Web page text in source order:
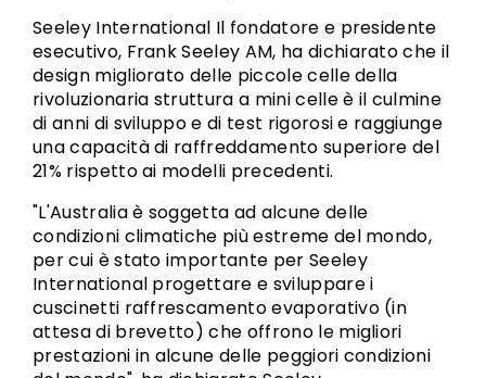
Seeley International Il fondatore e presidente
esecutivo, Frank Seeley AM, ha dichiarato che il
design migliorato delle piccole celle della
rivoluzionaria struttura a mini celle è il culmine
di anni di sviluppo e di test rigorosi e raggiunge
una capacità di raffreddamento superiore del
21% rispetto ai modelli precedenti.
"L'Australia è soggetta ad alcune delle
condizioni climatiche più estreme del mondo,
per cui è stato importante per Seeley
International progettare e sviluppare i
cuscinetti raffrescamento evaporativo (in
attesa di brevetto) che offrono le migliori
prestazioni in alcune delle peggiori condizioni